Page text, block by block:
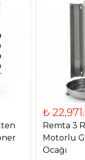
₺
Remta 3
Motorlu
Ocağı